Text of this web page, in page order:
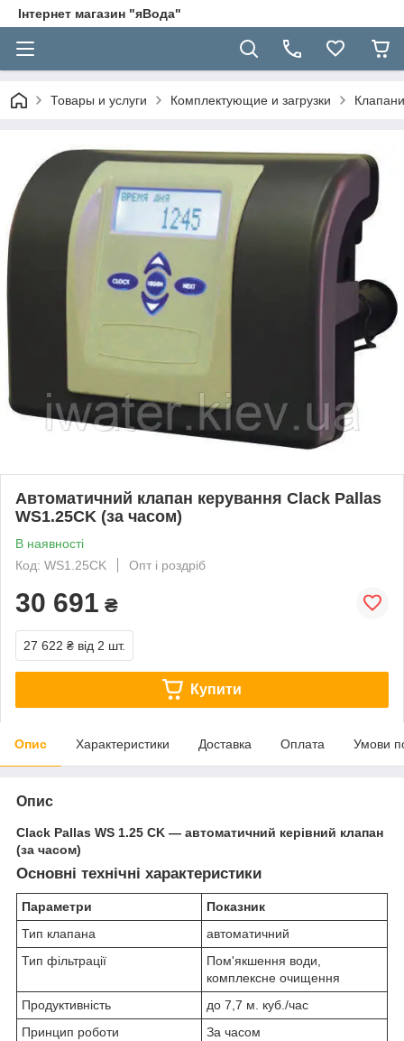
Інтернет магазин "яВода"
Товары и услуги Комплектующие и загрузки
Автоматичний клапан керування Clack Pallas
WS1.25CK (за часом)
В наявності
Код: WS1.25CK
Опт і роздріб
30 691 ₴
27 622 ₴ від 2 шт.
Купити
Опис Характеристики Доставка Оплата Умови
Опис
Clack Pallas WS 1.25 CK — автоматичний керівний клапан
(за часом)
Основні технічні характеристики
Параметри
Показник
Тип клапана
автоматичний
Тип фільтрації
Пом'якшення води,
комплексне очищення
Продуктивність
до 7,7 м. куб./час
Принцип роботи
За часом